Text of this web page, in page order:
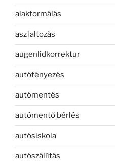
alakformálás
aszfaltozás
augenlidkorrektur
autófényezés
autómentés
autómentő bérlés
autósiskola
autószállítás